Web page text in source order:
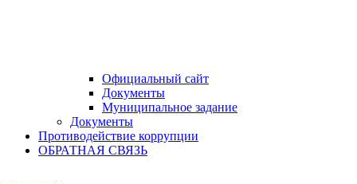
Официальный сайт
Документы
Муниципальное задание
Документы
Противодействие коррупции
ОБРАТНАЯ СВЯЗЬ